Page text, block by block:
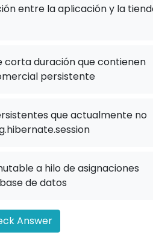
entre la aplicación y la
corta duración que contienen
persistente
que actualmente no
a hilo de asignaciones
de datos
Answer